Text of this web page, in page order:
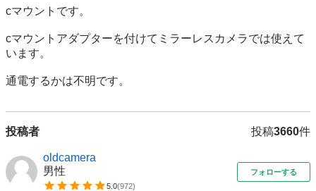
cマウントです。
cマウントアダプターを付けてミラーレスカメラでは使えて
います。
通電するかは不明です。
投稿者 投稿3660件
oldcamera
男性
5.0(972)
フォローする